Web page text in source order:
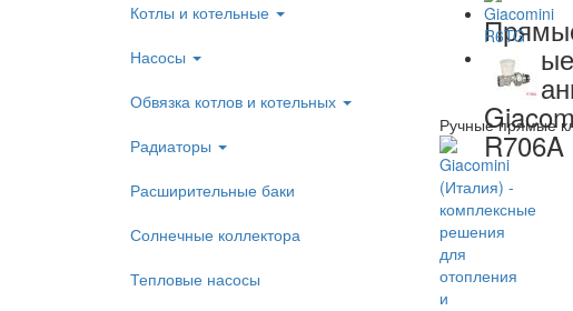
Котлы и котельные
Насосы
Обвязка котлов и котельных
Радиаторы
Расширительные баки
Солнечные коллектора
Тепловые насосы
ручные
R706A
Ручные прямые